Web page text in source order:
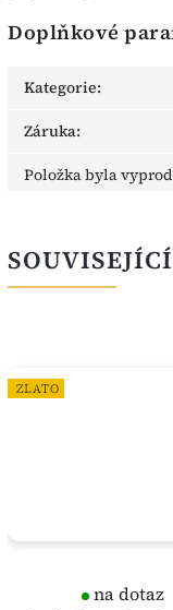
Doplňkové
Kategorie:
Záruka:
Položka byla
ZLATO
na dotaz